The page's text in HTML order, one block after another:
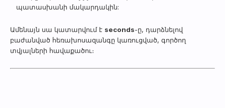
պատասխանի մակարդակին:
Ամենայն սա կատարվում է seconds-ը, դարձնելով
բաժանված հեռախոսազանգը կառուցված, գործող
տվյալների հավաքածու։